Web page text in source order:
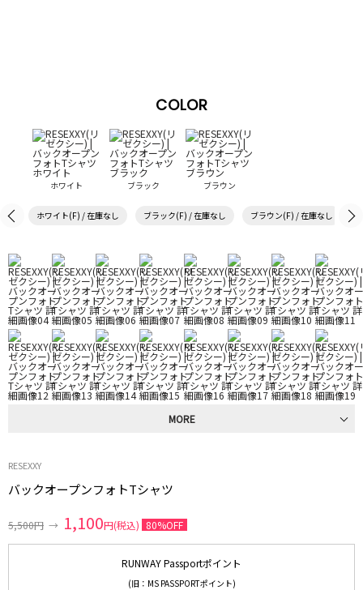
COLOR
ホワイト ブラック ブラウン
ホワイト(F) / 在庫なし ブラック(F) / 在庫なし ブラウン(F) / 在庫なし
MORE
RESEXXY
バックオープンフォトTシャツ
5,500円 → 1,100円(税込) 80%OFF
RUNWAY Passportポイント
(旧：MS PASSPORTポイント)